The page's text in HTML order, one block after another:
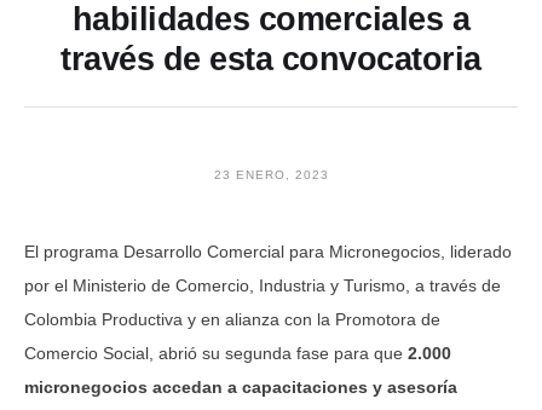
habilidades comerciales a
través de esta convocatoria
23 ENERO, 2023
El programa Desarrollo Comercial para Micronegocios, liderado
por el Ministerio de Comercio, Industria y Turismo, a través de
Colombia Productiva y en alianza con la Promotora de
Comercio Social, abrió su segunda fase para que 2.000
micronegocios accedan a capacitaciones y asesoría